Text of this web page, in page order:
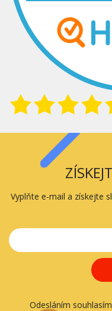
Vyplňte e-mail a získejte
Odesláním